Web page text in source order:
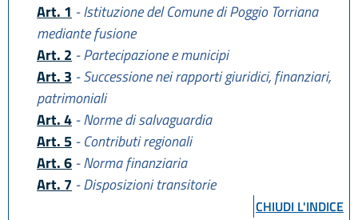
Art. 1 - Istituzione del Comune di Poggio Torriana
mediante fusione
Art. 2 - Partecipazione e municipi
Art. 3 - Successione nei rapporti giuridici, finanziari,
patrimoniali
Art. 4 - Norme di salvaguardia
Art. 5 - Contributi regionali
Art. 6 - Norma finanziaria
Art. 7 - Disposizioni transitorie
CHIUDI L'INDICE